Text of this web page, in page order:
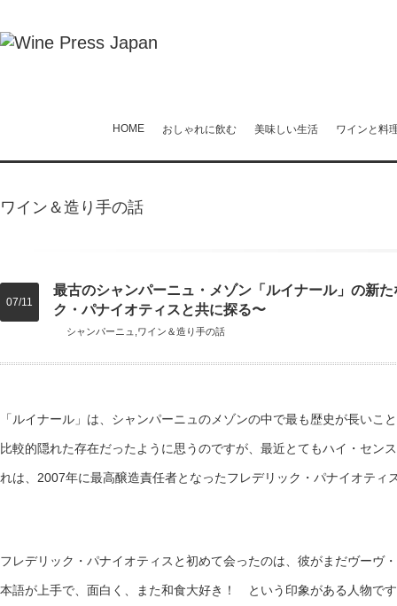
HOME おしゃれに飲む 美味しい生活 ワインと料
ワイン＆造り手の話
最古のシャンパーニュ・メゾン「ルイナール」の新
ク・パナイオティスと共に探る〜
シャンパーニュ ワイン＆造り手の話
07/11
「ルイナール」は、シャンパーニュのメゾンの中で最も歴史が長いこ
比較的隠れた存在だったように思うのですが、最近とてもハイ・セン
れは、2007年に最高醸造責任者となったフレデリック・パナイオティ
フレデリック・パナイオティスと初めて会ったのは、彼がまだヴーヴ
本語が上手で、面白く、また和食大好き！ という印象がある人物で